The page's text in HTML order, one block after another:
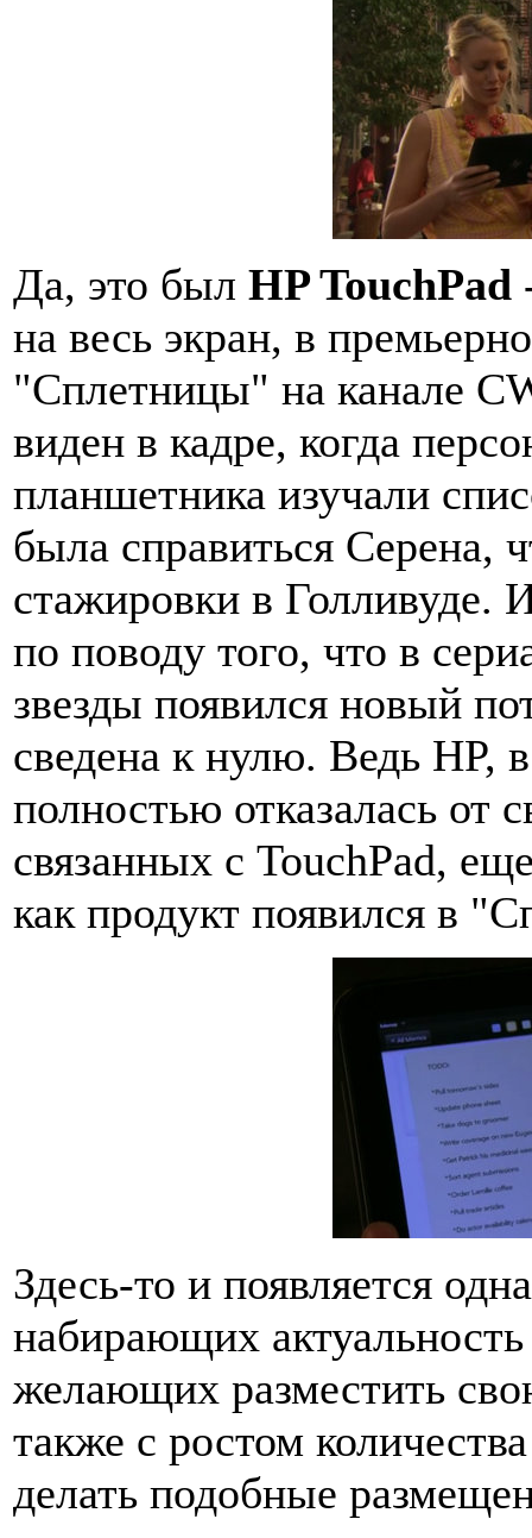
Да, это был HP TouchPad
на весь экран, в
"Сплетницы" на канале
виден в кадре, когда
планшетника изучали
была справиться Серена,
стажировки в
по поводу того, что в
звезды появился новый
сведена к нулю. Ведь HP,
полностью отказалась от
связанных с TouchPad,
как продукт появился в
Здесь-то и появляется
набирающих
желающих разместить
также с ростом
делать подобные